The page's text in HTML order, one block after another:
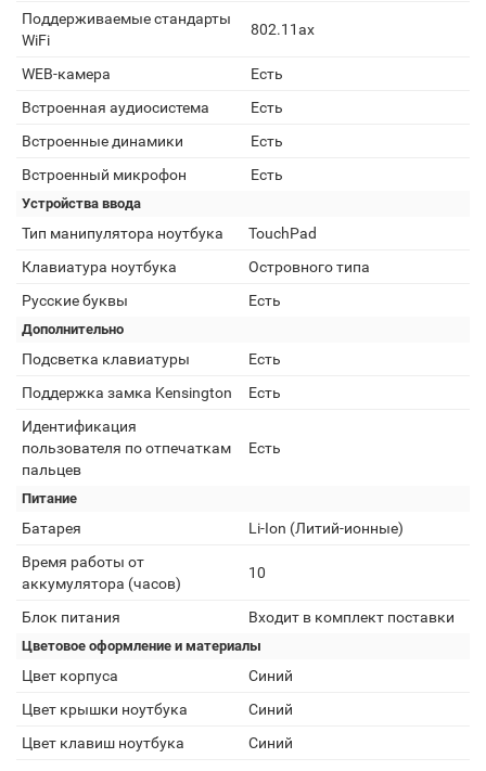
Поддерживаемые стандарты
WiFi
802.11ax
WEB-камера
Есть
Встроенная аудиосистема
Есть
Встроенные динамики
Есть
Встроенный микрофон
Есть
Устройства ввода
Тип манипулятора ноутбука
TouchPad
Клавиатура ноутбука
Островного типа
Русские буквы
Есть
Дополнительно
Подсветка клавиатуры
Есть
Поддержка замка Kensington
Есть
Идентификация
пользователя по отпечаткам
пальцев
Есть
Питание
Батарея
Li-Ion (Литий-ионные)
Время работы от
аккумулятора (часов)
10
Блок питания Входит в комплект поставки
Цветовое оформление и материалы
Цвет корпуса
Синий
Цвет крышки ноутбука
Синий
Цвет клавиш ноутбука
Синий